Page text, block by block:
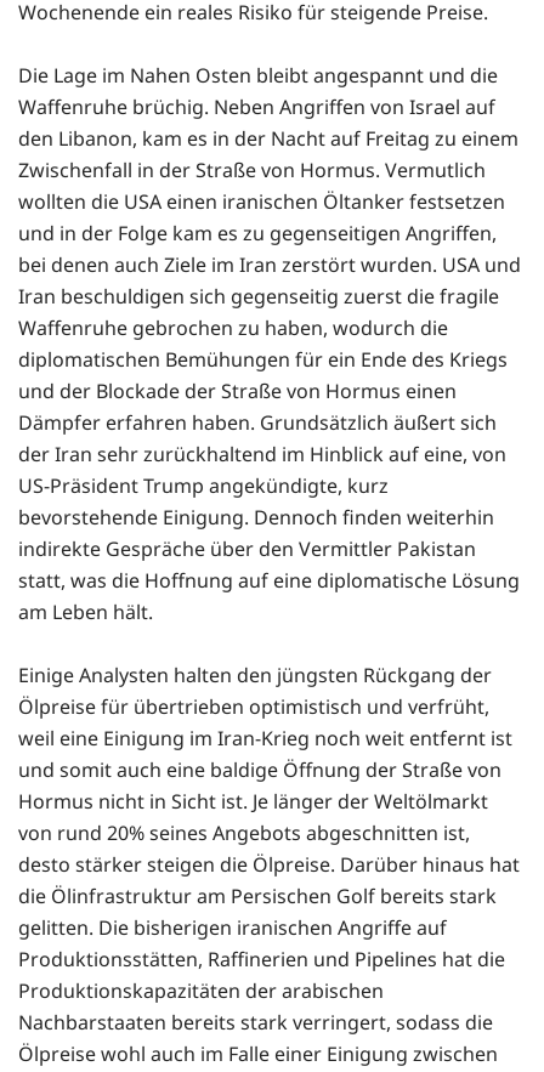
Wochenende ein reales Risiko für steigende Preise.
Die Lage im Nahen Osten bleibt angespannt und die
Waffenruhe brüchig. Neben Angriffen von Israel auf
den Libanon, kam es in der Nacht auf Freitag zu einem
Zwischenfall in der Straße von Hormus. Vermutlich
wollten die USA einen iranischen Öltanker festsetzen
und in der Folge kam es zu gegenseitigen Angriffen,
bei denen auch Ziele im Iran zerstört wurden. USA und
Iran beschuldigen sich gegenseitig zuerst die fragile
Waffenruhe gebrochen zu haben, wodurch die
diplomatischen Bemühungen für ein Ende des Kriegs
und der Blockade der Straße von Hormus einen
Dämpfer erfahren haben. Grundsätzlich äußert sich
der Iran sehr zurückhaltend im Hinblick auf eine, von
US-Präsident Trump angekündigte, kurz
bevorstehende Einigung. Dennoch finden weiterhin
indirekte Gespräche über den Vermittler Pakistan
statt, was die Hoffnung auf eine diplomatische Lösung
am Leben hält.
Einige Analysten halten den jüngsten Rückgang der
Ölpreise für übertrieben optimistisch und verfrüht,
weil eine Einigung im Iran-Krieg noch weit entfernt ist
und somit auch eine baldige Öffnung der Straße von
Hormus nicht in Sicht ist. Je länger der Weltölmarkt
von rund 20% seines Angebots abgeschnitten ist,
desto stärker steigen die Ölpreise. Darüber hinaus hat
die Ölinfrastruktur am Persischen Golf bereits stark
gelitten. Die bisherigen iranischen Angriffe auf
Produktionsstätten, Raffinerien und Pipelines hat die
Produktionskapazitäten der arabischen
Nachbarstaaten bereits stark verringert, sodass die
Ölpreise wohl auch im Falle einer Einigung zwischen